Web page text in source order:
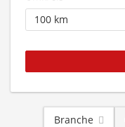
Branche